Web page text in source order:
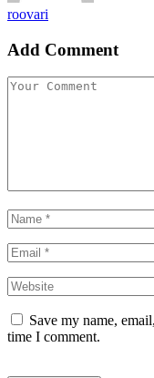
roovari
Add Comment
Save my name,
time I comment.